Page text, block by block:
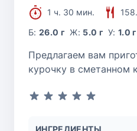
1 ч. 30 мин.
Б:26.0 г Ж: 5.0 г У:1.0 г
Предлагаем вам
курочку в сметанном
ИНГРЕДИЕНТЫ